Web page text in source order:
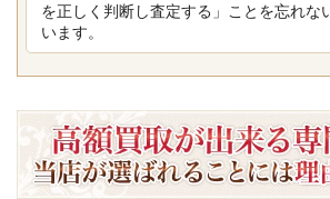
を正しく判断し査定する」ことを忘れな
います。